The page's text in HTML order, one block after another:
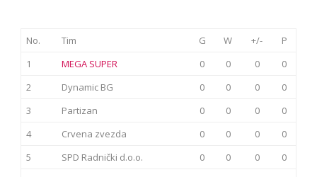
No. Tim G W +/-
P
1
MEGA SUPER 0 0 0
0
2
Dynamic BG 0 0 0
0
3
Partizan 0 0 0
0
4
Crvena zvezda 0 0 0
0
5
SPD Radnički d.o.o. 0 0 0
0